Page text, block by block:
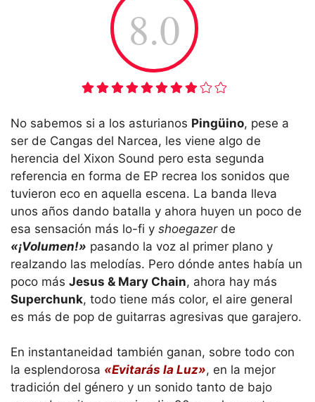
8.0
No sabemos si a los asturianos Pingüino, pese a
ser de Cangas del Narcea, les viene algo de
herencia del Xixon Sound pero esta segunda
referencia en forma de EP recrea los sonidos que
tuvieron eco en aquella escena. La banda lleva
unos años dando batalla y ahora huyen un poco de
esa sensación más lo-fi y shoegazer de
«¡Volumen!» pasando la voz al primer plano y
realzando las melodías. Pero dónde antes había un
poco más Jesus & Mary Chain, ahora hay más
Superchunk, todo tiene más color, el aire general
es más de pop de guitarras agresivas que garajero.
En instantaneidad también ganan, sobre todo con
la esplendorosa «Evitarás la Luz», en la mejor
tradición del género y un sonido tanto de bajo